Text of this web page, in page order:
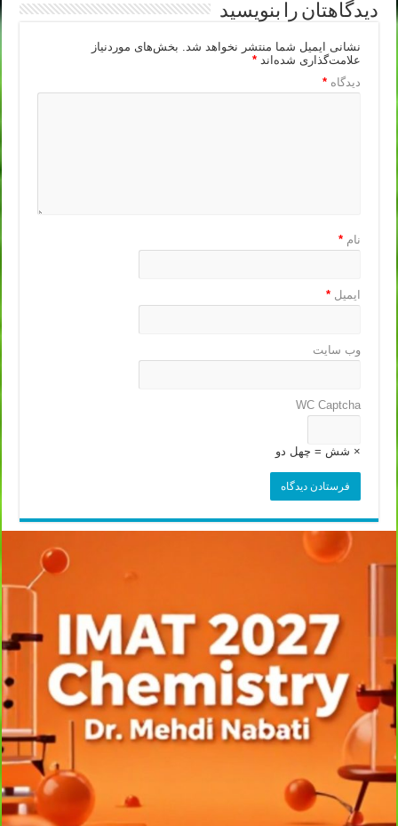
دیدگاهتان را بنویسید
نشانی ایمیل شما منتشر نخواهد شد.
بخش‌های موردنیاز
علامت‌گذاری شده‌اند*
دیدگاه*
نام*
ایمیل*
وب‌ سایت
WC Captcha
× شش = چهل دو